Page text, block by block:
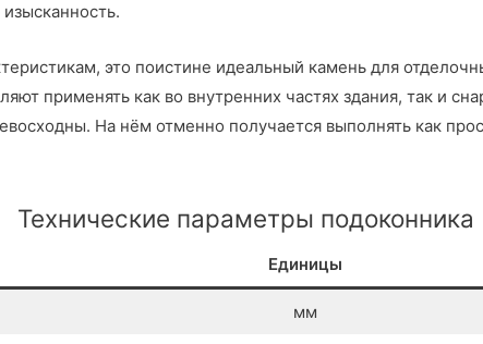
это поистине идеальный камень для
применять как во внутренних частях здания, так и
На нём отменно получается выполнять как
Технические параметры подоконника
Единицы
мм